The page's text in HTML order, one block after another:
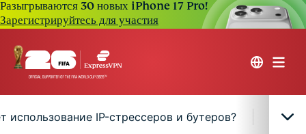
Разыгрываются 30 новых iPhone 17 Pro!
Зарегистрируйтесь для участия
использование IP-стрессеров и бутеров? Как